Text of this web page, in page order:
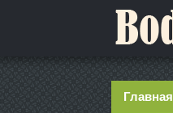
Главная